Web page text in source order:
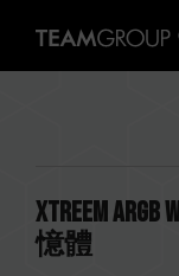
XTREEM
憶體